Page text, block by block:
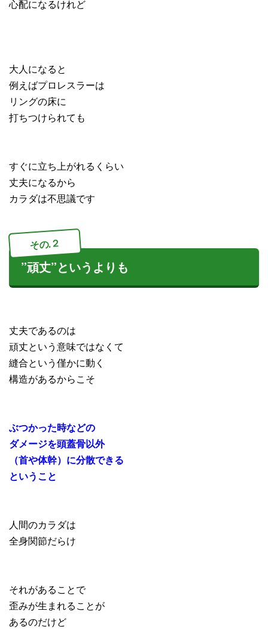
心配になるけれど
大人になると
例えばプロレスラーは
リングの床に
打ちつけられても
すぐに立ち上がれるくらい
丈夫になるから
カラダは不思議です
その.２
”頑丈”というよりも
丈夫であるのは
頑丈という意味ではなくて
縫合という僅かに動く
構造があるからこそ
ぶつかった時などの
ダメージを頭蓋骨以外
（首や体幹）に分散できる
ということ
人間のカラダは
全身関節だらけ
それがあることで
歪みが生まれることが
あるのだけど